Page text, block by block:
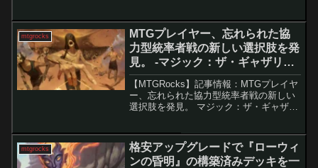
クリーチャーが次々と登場しています。
その中でも...
mtgrocks
MTGプレイヤー、忘れられた協
力型統率者戦の新しい選択肢を発
見。 -マジック：ザ・ギャザリン
グ
【MTGRocks】記事情報：MTGプレイヤ
ー、忘れられた協力型統率者戦の新しい
選択肢を発見。 マジック：ザ・ギャザリ
トがあります。その中で、長らく忘れら
れていた「大...
mtgrocks
格安アップグレードで『ローウィ
ンの昏明』の構築済みデッキを一